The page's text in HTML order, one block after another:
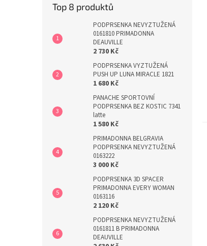
Top 8 produktů
PODPRSENKA NEVYZTUŽENÁ
0161810 PRIMADONNA
DEAUVILLE
2 730 Kč
PODPRSENKA VYZTUŽENÁ
PUSH UP LUNA MIRACLE 1821
1 680 Kč
PANACHE SPORTOVNÍ
PODPRSENKA BEZ KOSTIC 7341
latte
1 580 Kč
PRIMADONNA BELGRAVIA
PODPRSENKA NEVYZTUŽENÁ
0163222
3 000 Kč
PODPRSENKA 3D SPACER
PRIMADONNA EVERY WOMAN
0163116
2 120 Kč
PODPRSENKA NEVYZTUŽENÁ
0161811 B PRIMADONNA
DEAUVILLE